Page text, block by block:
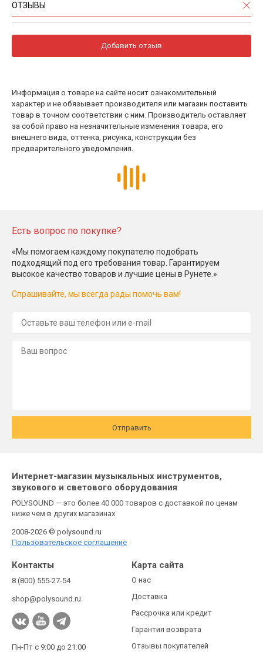
ОТЗЫВЫ
Добавить отзыв
Информация о товаре на сайте носит ознакомительный
характер и не обязывает производителя или магазин поставить
товар в точном соответствии с ним. Производитель оставляет
за собой право на незначительные изменения товара, его
внешнего вида, оттенка, рисунка, конструкции без
предварительного уведомления.
Есть вопрос по покупке?
«Мы помогаем каждому покупателю подобрать
подходящий под его требования товар. Гарантируем
высокое качество товаров и лучшие цены в Рунете.»
Спрашивайте, мы всегда рады помочь вам!
Отправить
Интернет-магазин музыкальных инструментов,
звукового и светового оборудования
POLYSOUND — это более 40 000 товаров с доставкой по ценам
ниже чем в других магазинах
2008-2026 © polysound.ru
Пользовательское соглашение
Контакты
8 (800) 555-27-54
shop@polysound.ru
Пн-Пт с 9:00 до 21:00
Карта сайта
О нас
Доставка
Рассрочка или кредит
Гарантия возврата
Отзывы покупателей